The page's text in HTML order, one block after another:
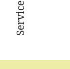
Service